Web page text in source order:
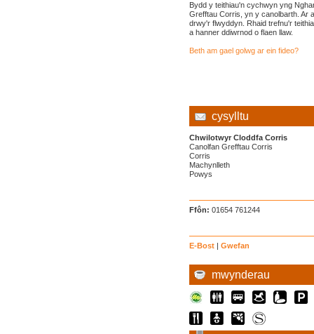
Bydd y teithiau'n cychwyn yng
Grefftau Corris, yn y canolbarth. Ar
drwy'r flwyddyn. Rhaid trefnu'r
a hanner ddiwrnod o flaen llaw.
Beth am gael golwg ar ein fideo?
cysylltu
Chwilotwyr Cloddfa Corris
Canolfan Grefftau Corris
Corris
Machynlleth
Powys
Ffôn: 01654 761244
E-Bost | Gwefan
mwynderau